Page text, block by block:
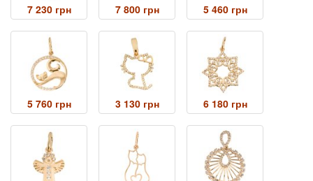
7 230 грн 7 800 грн 5 460 грн
5 760 грн 3 130 грн 6 180 грн